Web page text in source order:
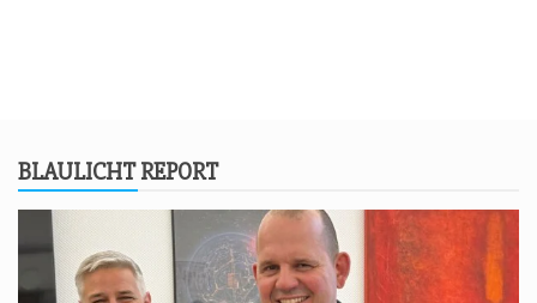
BLAU­LICHT REPORT